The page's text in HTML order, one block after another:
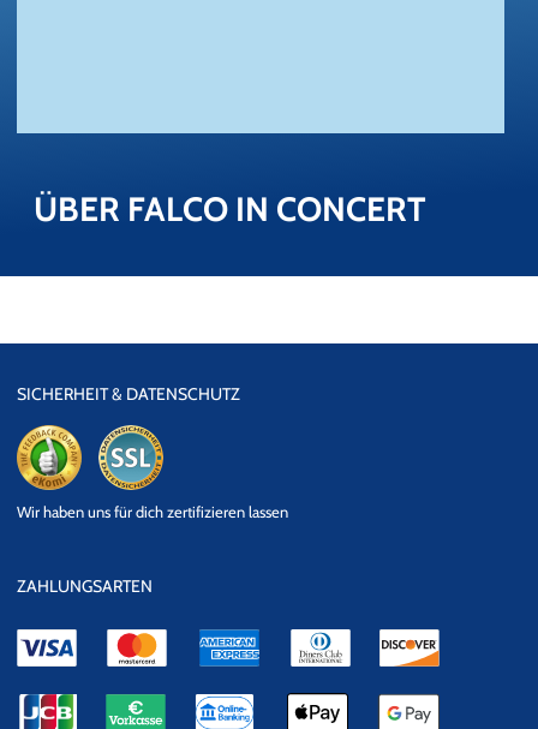
ÜBER FALCO IN CON­CERT
SICHERHEIT & DATENSCHUTZ
Datensicherheit
Wir haben uns für dich zertifizieren lassen
ZAHLUNGSARTEN